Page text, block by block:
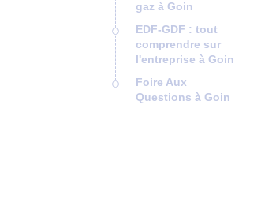
gaz à Goin
EDF-GDF : tout
comprendre sur
l'entreprise à Goin
Foire Aux
Questions à Goin